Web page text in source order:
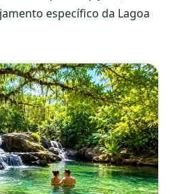
específico da Lagoa